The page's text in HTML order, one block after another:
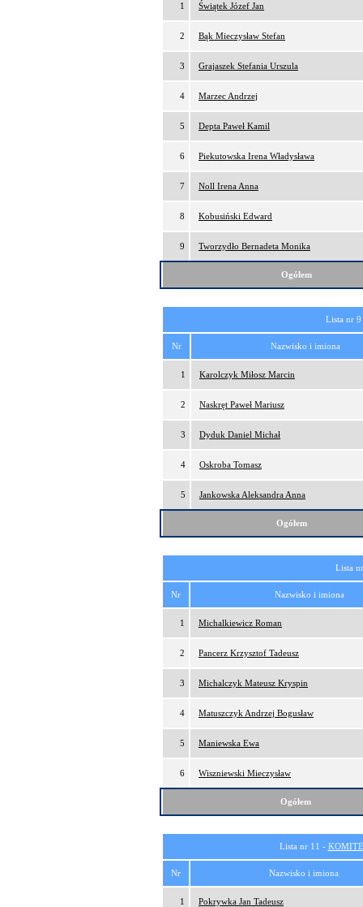
1 Świątek Józef Jan
2 Bąk Mieczysław Stefan
3 Grajaszek Stefania Urszula
4 Marzec Andrzej
5 Depta Paweł Kamil
6 Piekutowska Irena Władysława
7 Noll Irena Anna
8 Kobusiński Edward
9 Tworzydło Bernadeta Monika
Ogółem
Lista nr
Nr Nazwisko i imiona
1 Karolczyk Miłosz Marcin
2 Naskręt Paweł Mariusz
3 Dyduk Daniel Michał
4 Oskroba Tomasz
5 Jankowska Aleksandra Anna
Ogółem
Lista
Nr Nazwisko i imiona
1 Michalkiewicz Roman
2 Pancerz Krzysztof Tadeusz
3 Michalczyk Mateusz Kryspin
4 Matuszczyk Andrzej Bogusław
5 Maniewska Ewa
6 Wiszniewski Mieczysław
Ogółem
Lista nr 11 -
Nr Nazwisko i imiona
1 Pokrywka Jan Tadeusz